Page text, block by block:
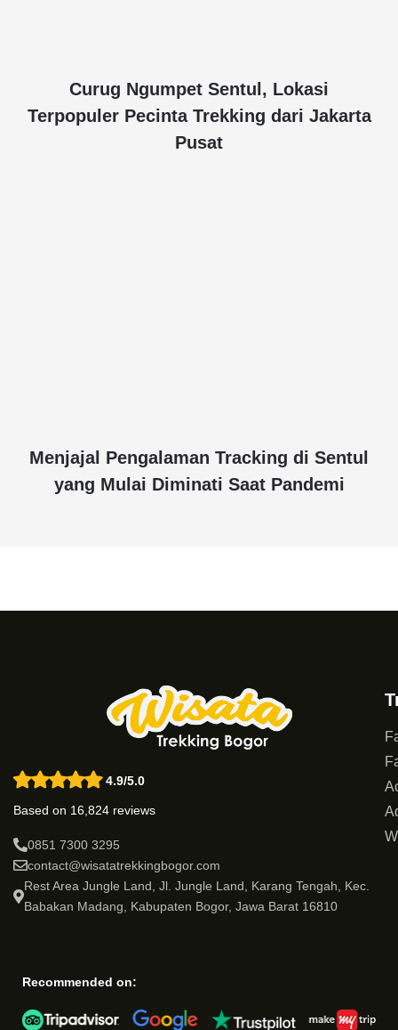
Curug Ngumpet Sentul, Lokasi
Terpopuler Pecinta Trekking dari Jakarta
Pusat
Menjajal Pengalaman Tracking di Sentul
yang Mulai Diminati Saat Pandemi
4.9/5.0
Based on 16,824 reviews
0851 7300 3295
contact@wisatatrekkingbogor.com
Rest Area Jungle Land, Jl. Jungle Land, Karang Tengah, Kec.
Babakan Madang, Kabupaten Bogor, Jawa Barat 16810
Recommended on: